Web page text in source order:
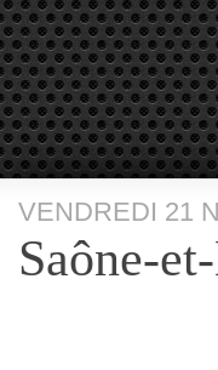
VENDREDI 21
Saône-